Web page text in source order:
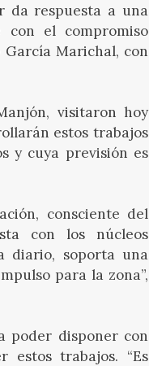
da respuesta a una
el compromiso
García Marichal, con
visitaron hoy
estos trabajos
y cuya previsión es
consciente del
con los núcleos
diario, soporta una
para la zona”,
poder disponer con
estos trabajos. “Es